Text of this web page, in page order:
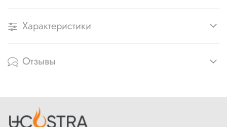
Характеристики
Отзывы